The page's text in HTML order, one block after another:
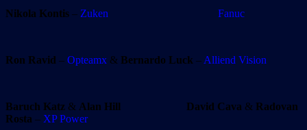
Nikola Kontis – Zuken Fanuc
Ron Ravid – Opteamx & Bernardo Luck – Alliend Vision
Baruch Katz & Alan Hill David Cava & Radovan
Rosta – XP Power